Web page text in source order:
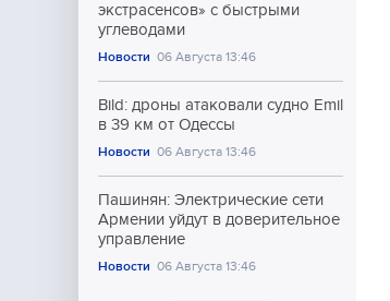
экстрасенсов» с быстрыми
углеводами
Новости 06 Августа 13:46
Bild: дроны атаковали судно Emil
в 39 км от Одессы
Новости 06 Августа 13:46
Пашинян: Электрические сети
Армении уйдут в доверительное
управление
Новости 06 Августа 13:46